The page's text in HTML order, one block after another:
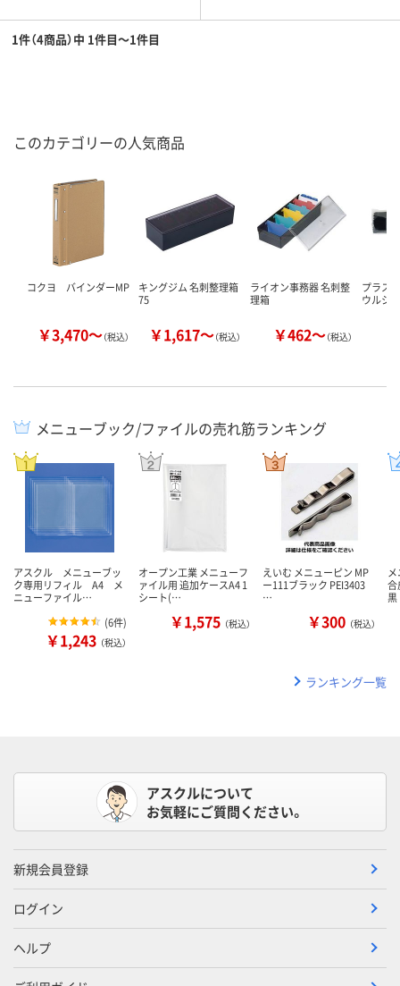
1件（4商品）中 1件目～1件目
このカテゴリーの人気商品
コクヨ バインダーMP
￥3,470～（税込）
キングジム 名刺整理箱
75
￥1,617～（税込）
ライオン事務器 名刺整
理箱
￥462～（税込）
プラ
ウルシ先
メニューブック/ファイルの売れ筋ランキング
アスクル メニューブッ
ク専用リフィル A4 メ
ニューファイル…
(6件)
￥1,243 （税込）
オープン工業 メニューフ
ァイル用 追加ケースA4 1
シート(…
￥1,575 （税込）
えいむ メニューピン MP
ー111ブラック PEI3403
…
￥300 （税込）
ランキング一覧
アスクルについて
お気軽にご質問ください。
新規会員登録
ログイン
ヘルプ